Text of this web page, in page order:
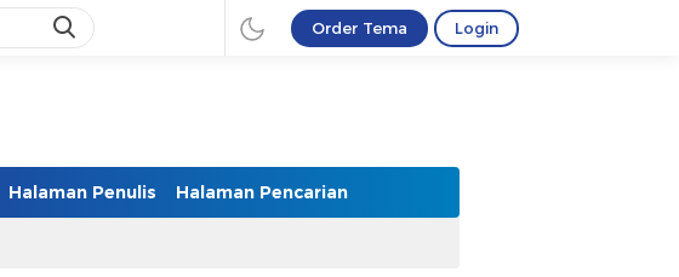
Order Tema Login
Halaman Penulis Halaman Pencarian